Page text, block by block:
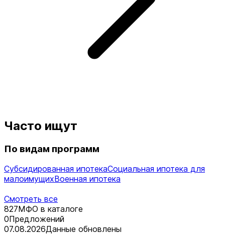
Часто ищут
По видам программ
Субсидированная ипотекаСоциальная ипотека для
малоимущихВоенная ипотека
Смотреть все
827МФО в каталоге
0Предложений
07.08.2026Данные обновлены